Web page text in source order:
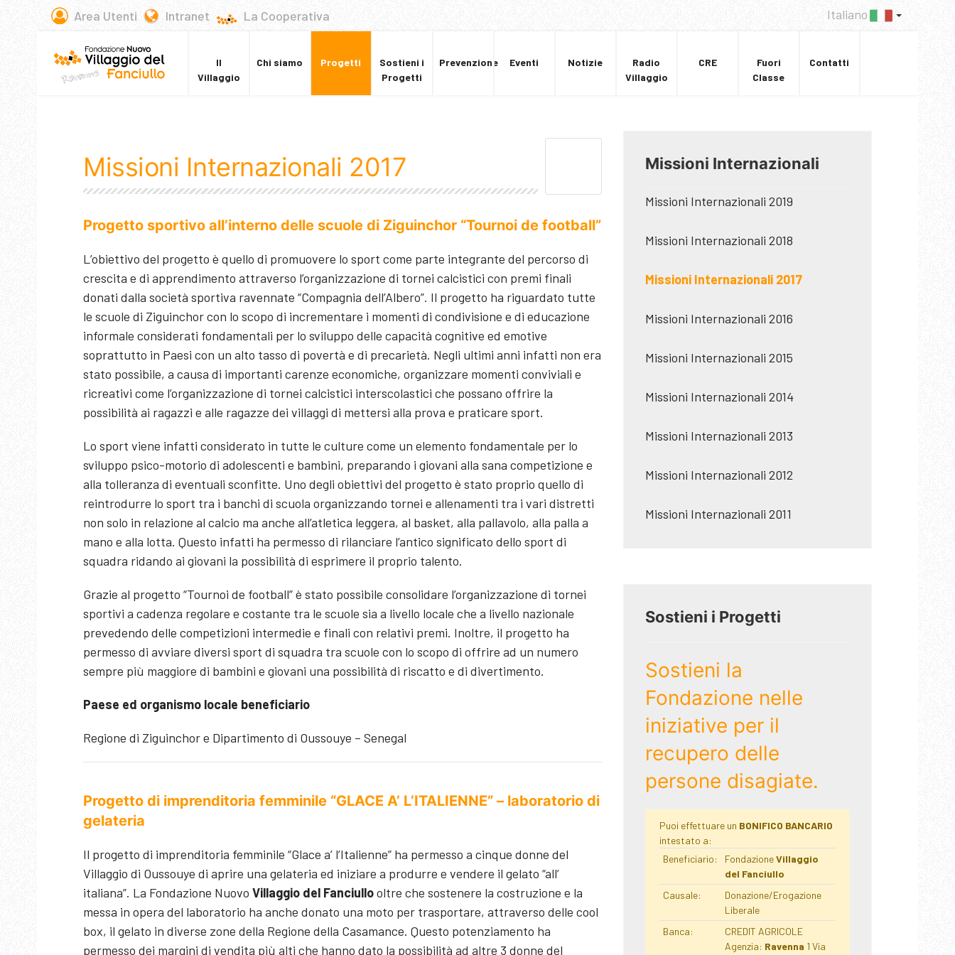
Area Utenti Intranet La Cooperativa Italiano
Il
Villaggio
Chi siamo Progetti
Sostieni i
Progetti
Prevenzione Eventi Notizie
Radio
Villaggio
CRE
Fuori
Classe
Contatti
Missioni Internazionali 2017
Progetto sportivo all’interno delle scuole di Ziguinchor “Tournoi de football”
L’obiettivo del progetto è quello di promuovere lo sport come parte integrante del percorso di
crescita e di apprendimento attraverso l’organizzazione di tornei calcistici con premi finali
donati dalla società sportiva ravennate “Compagnia dell’Albero”. Il progetto ha riguardato tutte
le scuole di Ziguinchor con lo scopo di incrementare i momenti di condivisione e di educazione
informale considerati fondamentali per lo sviluppo delle capacità cognitive ed emotive
soprattutto in Paesi con un alto tasso di povertà e di precarietà. Negli ultimi anni infatti non era
stato possibile, a causa di importanti carenze economiche, organizzare momenti conviviali e
ricreativi come l’organizzazione di tornei calcistici interscolastici che possano offrire la
possibilità ai ragazzi e alle ragazze dei villaggi di mettersi alla prova e praticare sport.
Lo sport viene infatti considerato in tutte le culture come un elemento fondamentale per lo
sviluppo psico-motorio di adolescenti e bambini, preparando i giovani alla sana competizione e
alla tolleranza di eventuali sconfitte. Uno degli obiettivi del progetto è stato proprio quello di
reintrodurre lo sport tra i banchi di scuola organizzando tornei e allenamenti tra i vari distretti
non solo in relazione al calcio ma anche all’atletica leggera, al basket, alla pallavolo, alla palla a
mano e alla lotta. Questo infatti ha permesso di rilanciare l’antico significato dello sport di
squadra ridando ai giovani la possibilità di esprimere il proprio talento.
Grazie al progetto “Tournoi de football” è stato possibile consolidare l’organizzazione di tornei
sportivi a cadenza regolare e costante tra le scuole sia a livello locale che a livello nazionale
prevedendo delle competizioni intermedie e finali con relativi premi. Inoltre, il progetto ha
permesso di avviare diversi sport di squadra tra scuole con lo scopo di offrire ad un numero
sempre più maggiore di bambini e giovani una possibilità di riscatto e di divertimento.
Paese ed organismo locale beneficiario
Regione di Ziguinchor e Dipartimento di Oussouye – Senegal
Progetto di imprenditoria femminile “GLACE A’ L’ITALIENNE” – laboratorio di
gelateria
Il progetto di imprenditoria femminile “Glace a’ l’Italienne” ha permesso a cinque donne del
Villaggio di Oussouye di aprire una gelateria ed iniziare a produrre e vendere il gelato “all’
italiana”. La Fondazione Nuovo Villaggio del Fanciullooltre che sostenere la costruzione e la
messa in opera del laboratorio ha anche donato una moto per trasportare, attraverso delle cool
box, il gelato in diverse zone della Regione della Casamance. Questo potenziamento ha
permesso dei margini di vendita più alti che hanno dato la possibilità ad altre 3 donne del
Missioni Internazionali
Missioni Internazionali 2019
Missioni Internazionali 2018
Missioni Internazionali 2017
Missioni Internazionali 2016
Missioni Internazionali 2015
Missioni Internazionali 2014
Missioni Internazionali 2013
Missioni Internazionali 2012
Missioni Internazionali 2011
Sostieni i Progetti
Sostieni la
Fondazione nelle
iniziative per il
recupero delle
persone disagiate.
Puoi effettuare un BONIFICO BANCARIO
intestato a:
Beneficiario:
FondazioneVillaggio
del Fanciullo
Causale:
Donazione/Erogazione
Liberale
Banca:
CREDIT AGRICOLE
Agenzia: Ravenna 1 Via